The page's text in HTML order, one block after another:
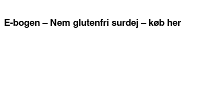
E-bogen – Nem glutenfri surdej – køb her